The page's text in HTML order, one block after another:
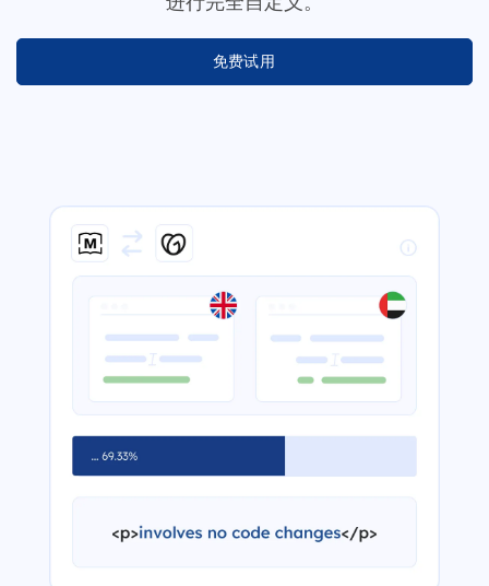
免费试用